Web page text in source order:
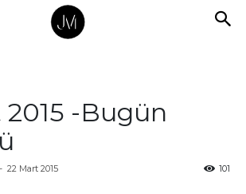
-Bugün
- 22 Mart 2015 101